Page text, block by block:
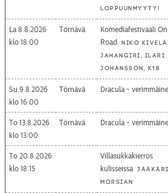
loppuunmyyty!
La 8.8.2026
18:00
Törnävä
Komediafestivaali
Road
Niko
Jahangiri, Ilari
Johansson, K18
Su 9.8.2026
16:00
Törnävä Dracula -
To 13.8.2026
13:00
Törnävä Dracula -
To 20.8.2026
18:15
Villasukkakierros
kulisseissa
morsian